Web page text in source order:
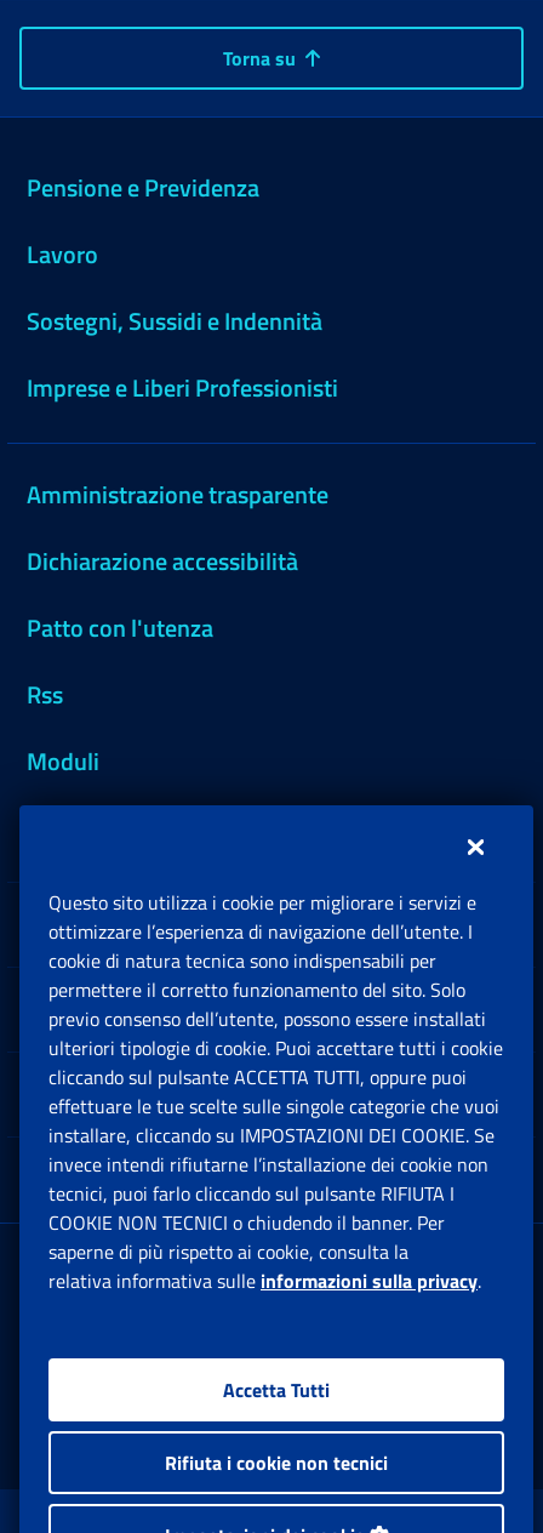
Torna su
Pensione e Previdenza
Lavoro
Sostegni, Sussidi e Indennità
Imprese e Liberi Professionisti
Amministrazione trasparente
Dichiarazione accessibilità
Patto con l'utenza
Rss
Moduli
Sedi e Contatti
Software
Note Legali
App mobile
Sede Legale : Via Ciro il Grande, 21
00144 Roma
Facebook: Apre una nuova finestra
Twitter: Apre una nuova finestra
Whatsapp: Apre una nuova
Youtube: Apre una
Instagram:
Questo sito utilizza i cookie per migliorare i servizi e
ottimizzare l’esperienza di navigazione dell’utente. I
cookie di natura tecnica sono indispensabili per
permettere il corretto funzionamento del sito. Solo
previo consenso dell’utente, possono essere installati
ulteriori tipologie di cookie. Puoi accettare tutti i cookie
cliccando sul pulsante ACCETTA TUTTI, oppure puoi
effettuare le tue scelte sulle singole categorie che vuoi
installare, cliccando su IMPOSTAZIONI DEI COOKIE. Se
invece intendi rifiutarne l’installazione dei cookie non
tecnici, puoi farlo cliccando sul pulsante RIFIUTA I
COOKIE NON TECNICI o chiudendo il banner. Per
saperne di più rispetto ai cookie, consulta la
relativa informativa sulle informazioni sulla privacy.
Accetta Tutti
Rifiuta i cookie non tecnici